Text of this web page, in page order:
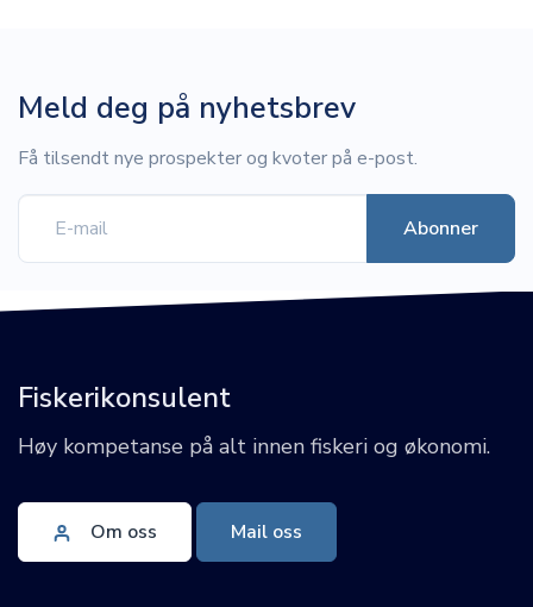
Meld deg på nyhetsbrev
Få tilsendt nye prospekter og kvoter på e-post.
Fiskerikonsulent
Høy kompetanse på alt innen fiskeri og økonomi.
Om oss Mail oss